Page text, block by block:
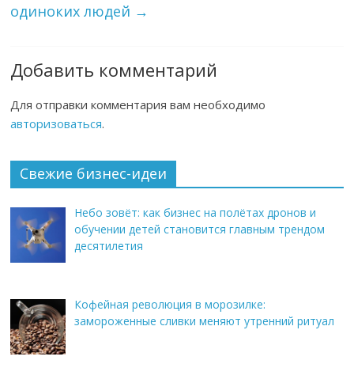
одиноких людей →
Добавить комментарий
Для отправки комментария вам необходимо
авторизоваться.
Свежие бизнес-идеи
Небо зовёт: как бизнес на полётах дронов и
обучении детей становится главным трендом
десятилетия
Кофейная революция в морозилке:
замороженные сливки меняют утренний ритуал